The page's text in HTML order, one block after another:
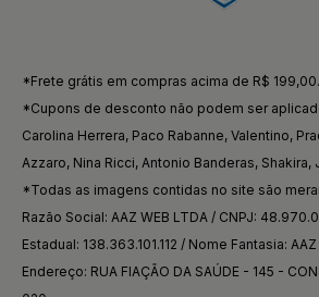
*Frete grátis em compras acima de R$ 199,00.
*Cupons de desconto não podem ser
Carolina Herrera, Paco Rabanne, Valentino,
Azzaro, Nina Ricci, Antonio Banderas, Shakira,
*Todas as imagens contidas no site são
Razão Social: AAZ WEB LTDA / CNPJ:
Estadual: 138.363.101.112 / Nome Fantasia: AAZ
Endereço: RUA FIAÇÃO DA SAÚDE - 145 -